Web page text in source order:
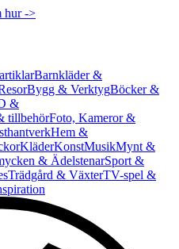
hur ->
Barnkläder &
Bygg & VerktygBöcker &
&
tillbehörFoto, Kameror &
Hem &
KläderKonstMusikMynt &
& ÄdelstenarSport &
Trädgård & VäxterTV-spel &